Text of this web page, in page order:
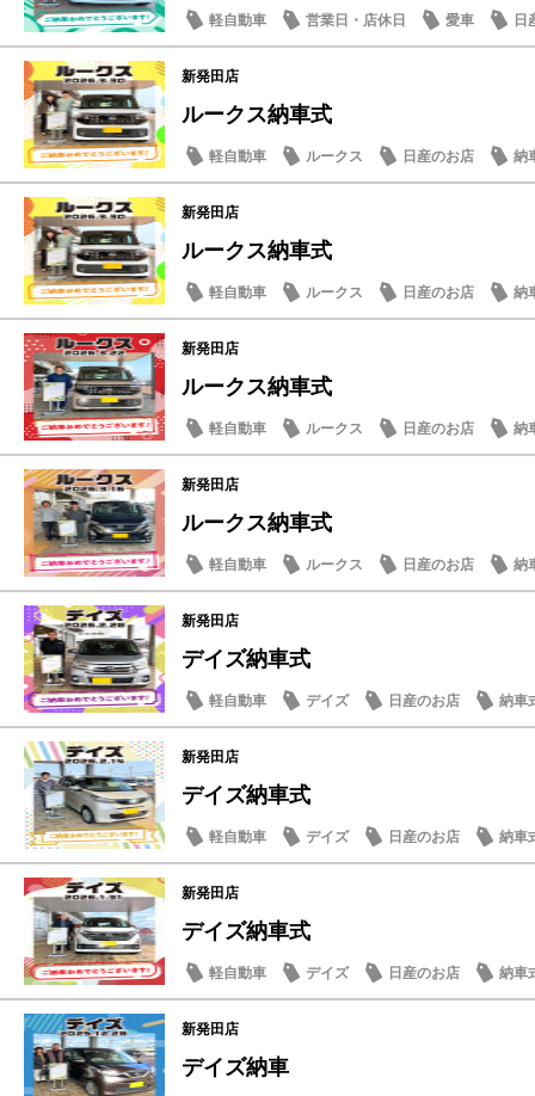
軽自動車 営業日・店休日 愛車 日
新発田店
ルークス納車式
軽自動車 ルークス 日産のお店 納
新発田店
ルークス納車式
軽自動車 ルークス 日産のお店 納
新発田店
ルークス納車式
軽自動車 ルークス 日産のお店 納
新発田店
ルークス納車式
軽自動車 ルークス 日産のお店 納
新発田店
デイズ納車式
軽自動車 デイズ 日産のお店 納車
新発田店
デイズ納車式
軽自動車 デイズ 日産のお店 納車
新発田店
デイズ納車式
軽自動車 デイズ 日産のお店 納車
新発田店
デイズ納車